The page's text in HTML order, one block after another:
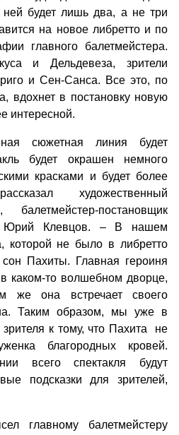
будет лишь два, а не три
на новое либретто и по
главного балетмейстера.
и Дельдевеза, зрители
и Сен-Санса. Все это, по
вдохнет в постановку новую
интересной.
сюжетная линия будет
будет окрашен немного
красками и будет более
художественный
балетмейстер-постановщик
Юрий Клевцов. – В нашем
которой не было в либретто
сон Пахиты. Главная героиня
каком-то волшебном дворце,
же она встречает своего
Таким образом, мы уже в
к тому, что Пахита не
благородных кровей.
всего спектакля будут
подсказки для зрителей,
главному балетмейстеру